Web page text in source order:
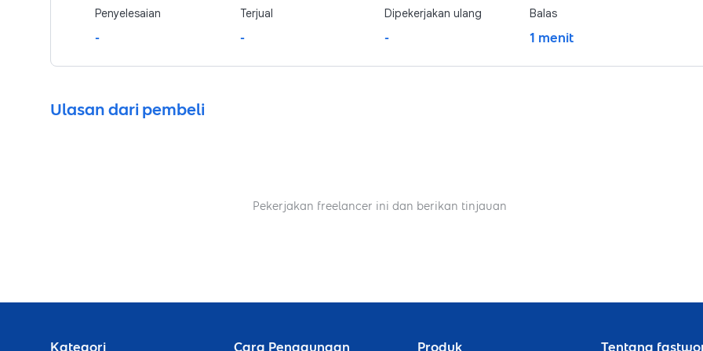
Penyelesaian
-
Terjual
-
Dipekerjakan ulang
-
Balas
1 menit
Ulasan dari pembeli
Pekerjakan freelancer ini dan berikan tinjauan
Kategori Cara Penggunaan Produk Tentang